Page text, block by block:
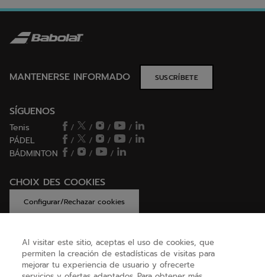
MANTENERSE INFORMADO SUSCRÍBETE
SÍGUENOS
Tenis / / /
/
PÁDEL
/ / /
/
BÁDMINTON
/ / /
CHOIX DES COOKIES
Configurar/Rechazar cookies
AYUDA
Al visitar este sitio, aceptas el uso de cookies, que
permiten la creación de estadísticas de visitas para
mejorar tu experiencia de usuario y ofrecerte